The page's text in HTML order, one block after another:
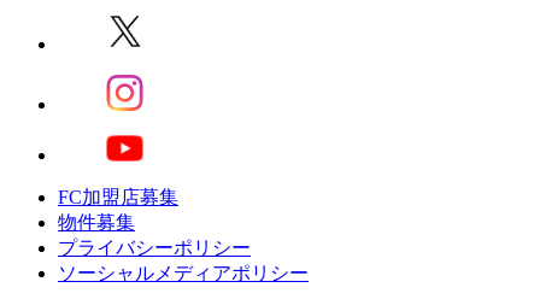
FC加盟店募集
物件募集
プライバシーポリシー
ソーシャルメディアポリシー